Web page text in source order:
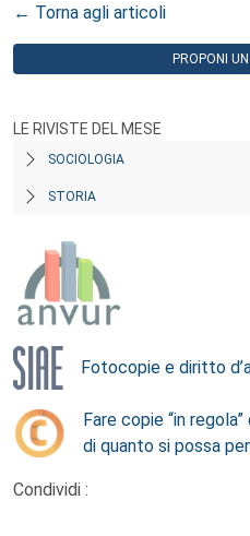
← Torna agli articoli
PROPONI
LE RIVISTE DEL MESE
SOCIOLOGIA
STORIA
Fotocopie e diritto
Fare copie “in
di quanto si possa
Condividi :